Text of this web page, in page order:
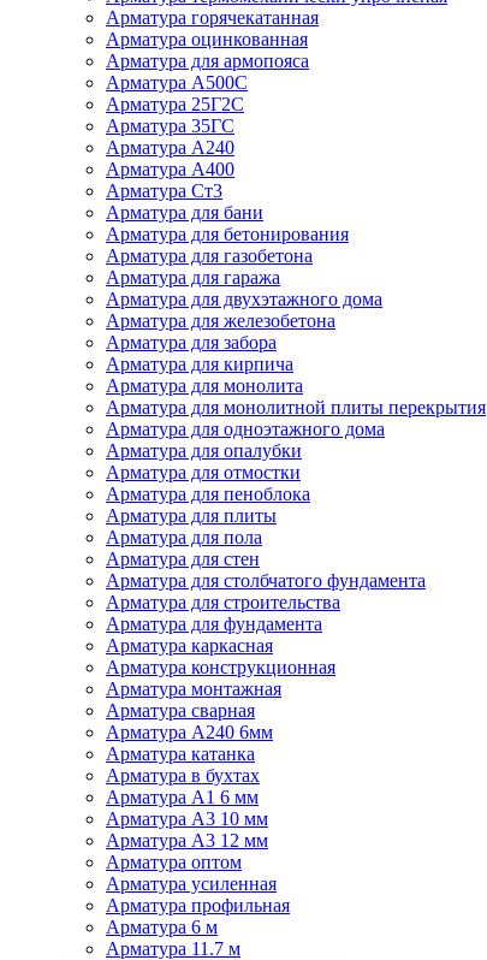
Арматура горячекатанная
Арматура оцинкованная
Арматура для армопояса
Арматура A500С
Арматура 25Г2С
Арматура 35ГС
Арматура А240
Арматура А400
Арматура Ст3
Арматура для бани
Арматура для бетонирования
Арматура для газобетона
Арматура для гаража
Арматура для двухэтажного дома
Арматура для железобетона
Арматура для забора
Арматура для кирпича
Арматура для монолита
Арматура для монолитной плиты перекрытия
Арматура для одноэтажного дома
Арматура для опалубки
Арматура для отмостки
Арматура для пеноблока
Арматура для плиты
Арматура для пола
Арматура для стен
Арматура для столбчатого фундамента
Арматура для строительства
Арматура для фундамента
Арматура каркасная
Арматура конструкционная
Арматура монтажная
Арматура сварная
Арматура А240 6мм
Арматура катанка
Арматура в бухтах
Арматура А1 6 мм
Арматура А3 10 мм
Арматура А3 12 мм
Арматура оптом
Арматура усиленная
Арматура профильная
Арматура 6 м
Арматура 11.7 м